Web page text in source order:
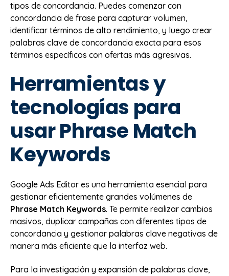
tipos de concordancia. Puedes comenzar con
concordancia de frase para capturar volumen,
identificar términos de alto rendimiento, y luego crear
palabras clave de concordancia exacta para esos
términos específicos con ofertas más agresivas.
Herramientas y
tecnologías para
usar Phrase Match
Keywords
Google Ads Editor es una herramienta esencial para
gestionar eficientemente grandes volúmenes de
Phrase Match Keywords. Te permite realizar cambios
masivos, duplicar campañas con diferentes tipos de
concordancia y gestionar palabras clave negativas de
manera más eficiente que la interfaz web.
Para la investigación y expansión de palabras clave,